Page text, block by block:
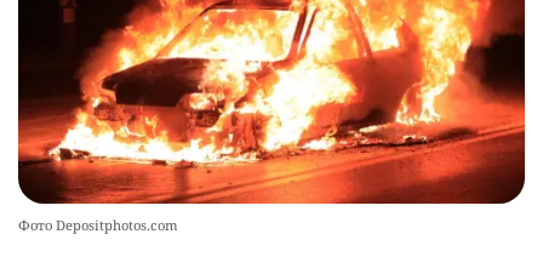
Фото Depositphotos.com